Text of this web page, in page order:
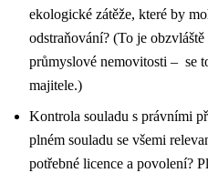
ekologické zátěže, které by
odstraňování? (To je
průmyslové nemovitosti – se
majitele.)
Kontrola souladu s právními
plném souladu se všemi
potřebné licence a povolení?